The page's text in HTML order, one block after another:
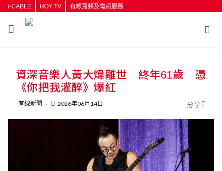
i-CABLE HOY TV 有線寬頻及電訊服務
按輸入鍵開始搜尋
資深音樂人黃大煒離世 終年61歲 憑
《你把我灌醉》爆紅
有線新聞 2026年06月14日 分享